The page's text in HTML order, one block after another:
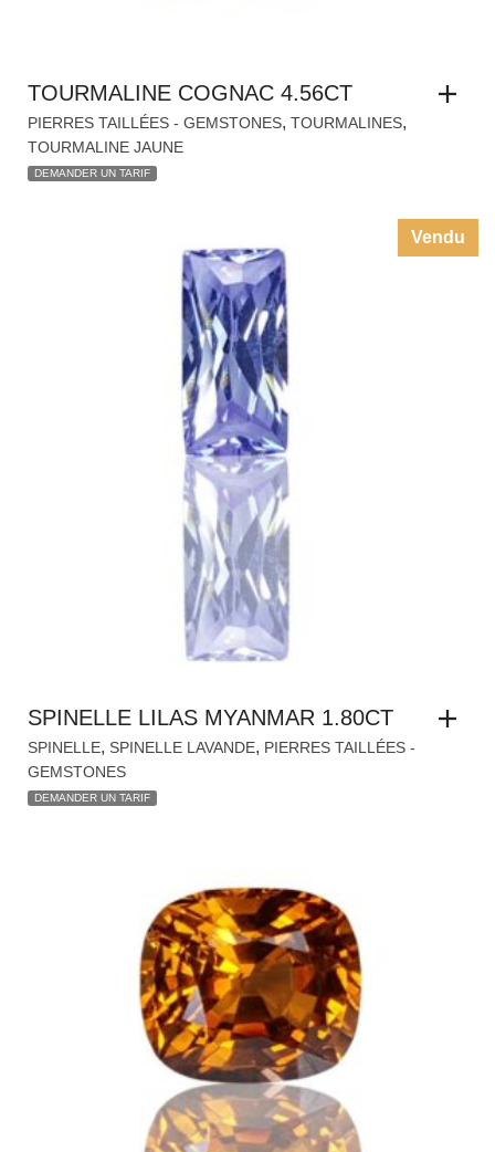
TOURMALINE COGNAC 4.56CT
PIERRES TAILLÉES - GEMSTONES, TOURMALINES,
TOURMALINE JAUNE
DEMANDER UN TARIF
Vendu
SPINELLE LILAS MYANMAR 1.80CT
SPINELLE, SPINELLE LAVANDE, PIERRES TAILLÉES -
GEMSTONES
DEMANDER UN TARIF